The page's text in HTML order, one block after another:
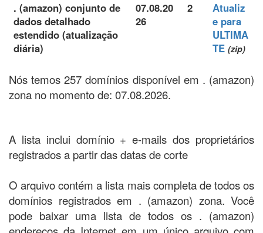
. (amazon) conjunto de
dados detalhado
estendido (atualização
diária)
07.08.20
26
2
Atualiz
e para
ULTIMA
TE (zip)
Nós temos 257 domínios disponível em . (amazon)
zona no momento de: 07.08.2026.
A lista inclui domínio + e-mails dos proprietários
registrados a partir das datas de corte
O arquivo contém a lista mais completa de todos os
domínios registrados em . (amazon) zona. Você
pode baixar uma lista de todos os . (amazon)